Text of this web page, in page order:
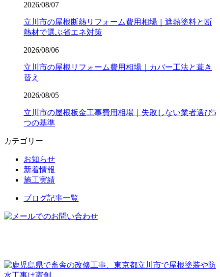
2026/08/07
立川市の屋根断熱リフォーム費用相場｜遮熱塗料と断
熱材で選ぶ省エネ対策
2026/08/06
立川市の屋根リフォーム費用相場｜カバー工法と葺き
替え
2026/08/05
立川市の屋根板金工事費用相場｜失敗しない業者選び5
つの基準
カテゴリー
お知らせ
新着情報
施工実績
ブログ記事一覧